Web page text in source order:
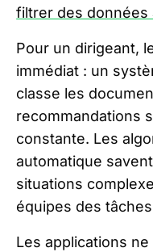
filtrer des données
Pour un dirigeant,
immédiat : un
classe les
recommandations
constante. Les
automatique
situations
équipes des
Les applications